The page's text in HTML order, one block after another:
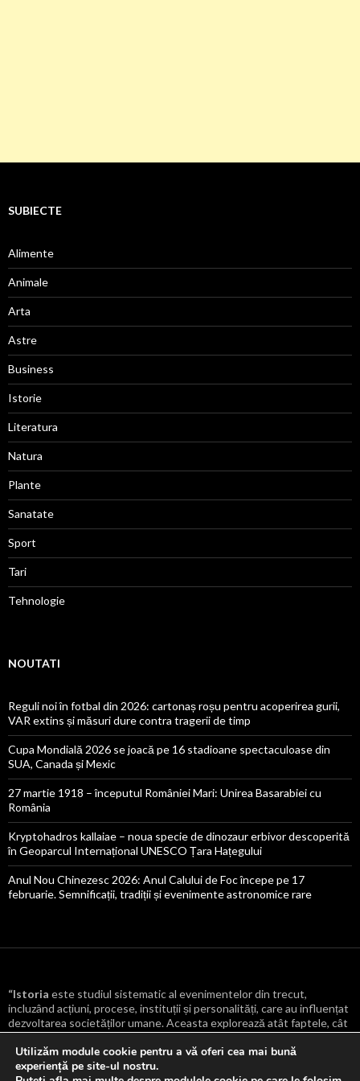
SUBIECTE
Alimente
Animale
Arta
Astre
Business
Istorie
Literatura
Natura
Plante
Sanatate
Sport
Tari
Tehnologie
NOUTATI
Reguli noi în fotbal din 2026: cartonaș roșu pentru acoperirea gurii,
VAR extins și măsuri dure contra tragerii de timp
Cupa Mondială 2026 se joacă pe 16 stadioane spectaculoase din
SUA, Canada și Mexic
27 martie 1918 – începutul României Mari: Unirea Basarabiei cu
România
Kryptohadros kallaiae – noua specie de dinozaur erbivor descoperită
în Geoparcul Internațional UNESCO Țara Hațegului
Anul Nou Chinezesc 2026: Anul Calului de Foc începe pe 17
februarie. Semnificații, tradiții și evenimente astronomice rare
“Istoria este studiul sistematic al evenimentelor din trecut,
incluzând acțiuni, procese, instituții și personalități, care au influențat
dezvoltarea societăților umane. Aceasta explorează atât faptele, cât
și cauzele și consecințele lor, oferind o înțelegere mai profundă a
transformărilor culturale, politice, economice și sociale care au
modelat lumea. “
Utilizăm module cookie pentru a vă oferi cea mai bună
experiență pe site-ul nostru.